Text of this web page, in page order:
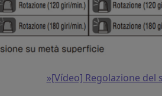
»[Vídeo] Regolazione